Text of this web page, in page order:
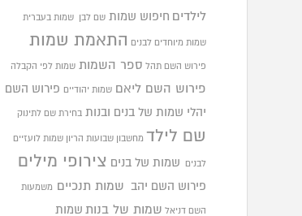
לילדים חיפוש שמות שם לבן שמות בעברית
שמות מיוחדים לבנים התאמת שמות
פירוש השם תהל ספר השמות שמות לפי הקבלה
פירוש השם ליאם שמות יהודיים פירוש השם
יהלי שמות של בנים ובנות בחירת שם לתינוק
שם לילד מחשבון שבועות הריון שמות לועזיים
לבנים שמות של בנים צירופי מילים
פירוש השם יהב שמות תנכיים משמעות
השם דניאל שמות של בנות שמות